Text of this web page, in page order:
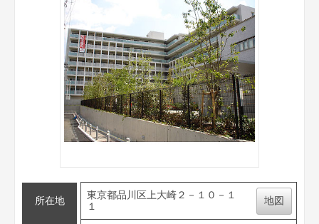
所在地
東京都品川区上大崎２－１０－１
１
地図